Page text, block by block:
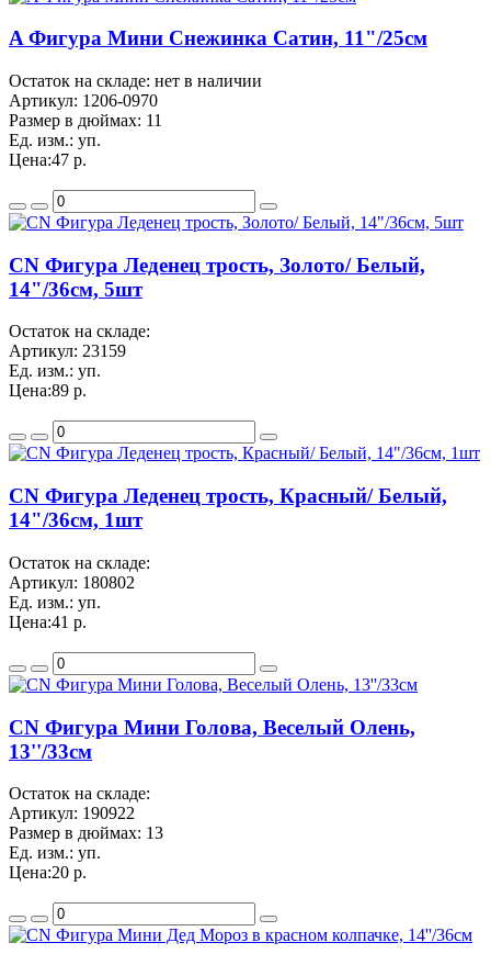
A Фигура Мини Снежинка Сатин, 11"/25см
Остаток на складе: нет в наличии
Артикул: 1206-0970
Размер в дюймах: 11
Ед. изм.: уп.
Цена:47 р.
CN Фигура Леденец трость, Золото/ Белый,
14"/36см, 5шт
Остаток на складе:
Артикул: 23159
Ед. изм.: уп.
Цена:89 р.
CN Фигура Леденец трость, Красный/ Белый,
14"/36см, 1шт
Остаток на складе:
Артикул: 180802
Ед. изм.: уп.
Цена:41 р.
CN Фигура Мини Голова, Веселый Олень,
13''/33см
Остаток на складе:
Артикул: 190922
Размер в дюймах: 13
Ед. изм.: уп.
Цена:20 р.